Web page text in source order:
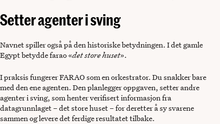
Setter agenter i sving
Navnet spiller også på den historiske betydningen. I det gamle
Egypt betydde farao «det store huset».
I praksis fungerer FARAO som en orkestrator. Du snakker bare
med den ene agenten. Den planlegger oppgaven, setter andre
agenter i sving, som henter verifisert informasjon fra
datagrunnlaget – det store huset – for deretter å sy svarene
sammen og levere det ferdige resultatet tilbake.